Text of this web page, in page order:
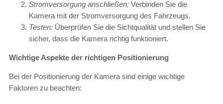
Stromversorgung anschließen: Verbinden Sie die
Kamera mit der Stromversorgung des Fahrzeugs.
Testen: Überprüfen Sie die Sichtqualität und stellen Sie
sicher, dass die Kamera richtig funktioniert.
Wichtige Aspekte der richtigen Positionierung
Bei der Positionierung der Kamera sind einige wichtige
Faktoren zu beachten: